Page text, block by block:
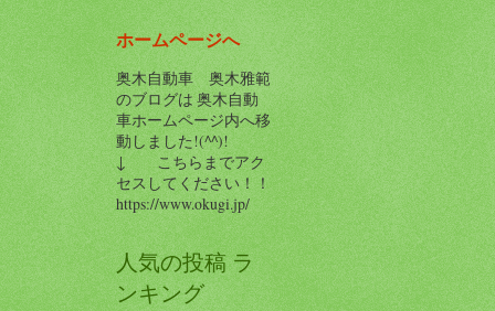
ホームページへ
奥木自動車 奥木雅範
のブログは 奥木自動
車ホームページ内へ移
動しました!(^^)!
↓ こちらまでアク
セスしてください！！
https://www.okugi.jp/
人気の投稿 ラ
ンキング